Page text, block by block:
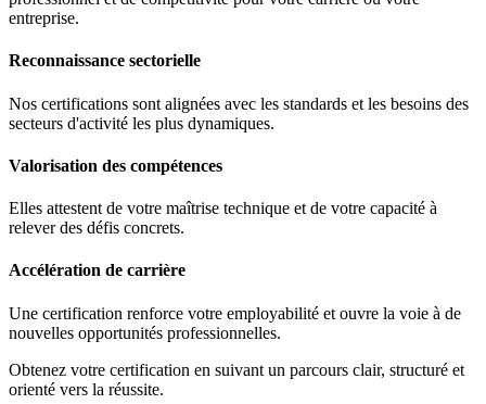
entreprise.
Reconnaissance sectorielle
Nos certifications sont alignées avec les standards et les besoins des
secteurs d'activité les plus dynamiques.
Valorisation des compétences
Elles attestent de votre maîtrise technique et de votre capacité à
relever des défis concrets.
Accélération de carrière
Une certification renforce votre employabilité et ouvre la voie à de
nouvelles opportunités professionnelles.
Obtenez votre certification en suivant un parcours clair, structuré et
orienté vers la réussite.